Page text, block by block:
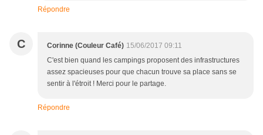
Répondre
C Corinne (Couleur Café) 15/06/2017 09:11
C'est bien quand les campings proposent des infrastructures
assez spacieuses pour que chacun trouve sa place sans se
sentir à l'étroit ! Merci pour le partage.
Répondre